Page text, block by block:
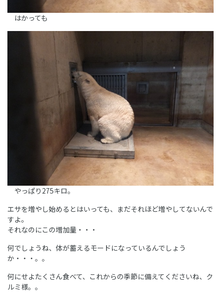
はかっても
やっぱり275キロ。
エサを増やし始めるとはいっても、まだそれほど増やしてないんで
すよ。
それなのにこの増加量・・・
何でしょうね、体が蓄えるモードになっているんでしょう
か・・・。。
何にせよたくさん食べて、これからの季節に備えてくださいね、ク
ルミ様。。